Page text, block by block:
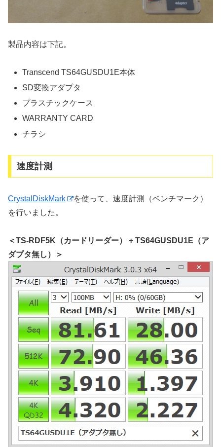
製品内容は下記。
Transcend TS64GUSDU1E本体
SD変換アダプタ
プラスチックケース
WARRANTY CARD
チラシ
速度計測
CrystalDiskMark
を使って、速度計測（ベンチマーク）
を行いました。
＜TS-RDF5K（カードリーダー） + TS64GUSDU1E（ア
ダプタ無し）＞